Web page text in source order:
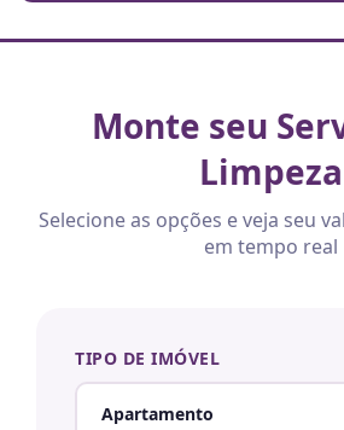
Monte seu
Limpeza
Selecione as opções e veja seu
em tempo real
TIPO DE IMÓVEL